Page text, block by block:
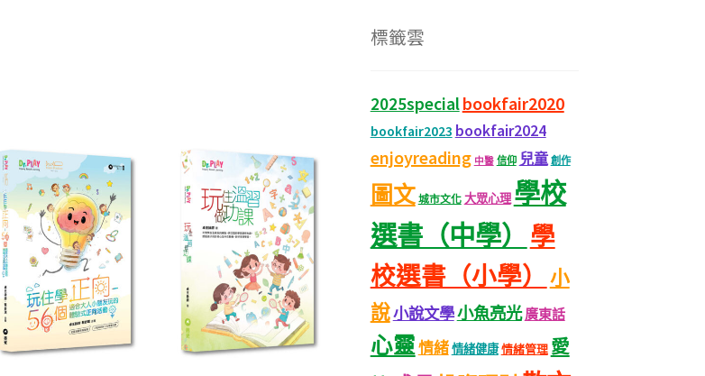
標籤雲
2025specialbookfair2020
bookfair2023 bookfair2024
enjoyreading 中醫 信仰 兒童 創作
圖文 城市文化 大眾心理 學校
選書（中學）
學
校選書（小學）
小
說小說文學小魚亮光 廣東話
心靈情緒情緒健康情緒管理 愛